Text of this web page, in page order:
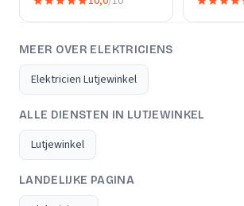
MEER OVER ELEKTRICIENS
Elektricien Lutjewinkel
ALLE DIENSTEN IN LUTJEWINKEL
Lutjewinkel
LANDELIJKE PAGINA